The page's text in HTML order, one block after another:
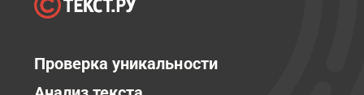
Проверка уникальности